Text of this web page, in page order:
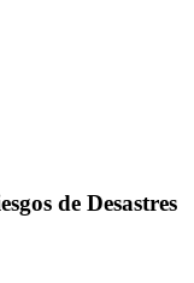
de Desastres